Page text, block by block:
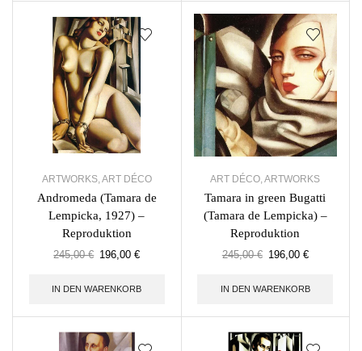
ARTWORKS,ART DÉCO
Andromeda (Tamara de
Lempicka, 1927) –
Reproduktion
245,00€ 196,00€
IN DEN WARENKORB
ART DÉCO,ARTWORKS
Tamara in green Bugatti
(Tamara de Lempicka) –
Reproduktion
245,00€ 196,00 €
IN DEN WARENKORB